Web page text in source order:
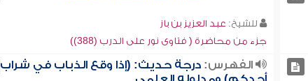
للشيخ: عبد العزيز بن باز
جزء من محاضرة ( فتاوى نور على الدرب (388))
الفهرس: درجة حديث: (إذا وقع الذباب في شراب